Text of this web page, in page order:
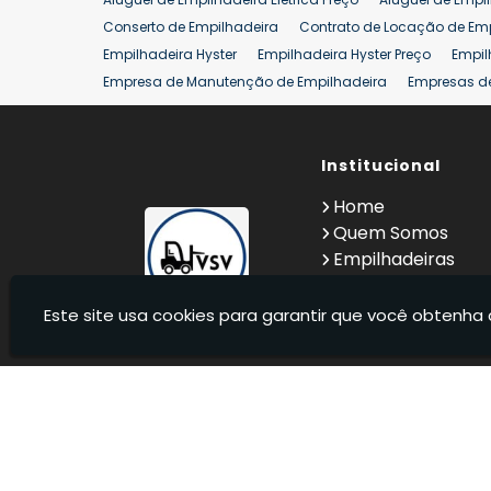
Conserto de Empilhadeira
Contrato de Locação de
Empilhadeira Hyster
Empilhadeira Hyster Preço
Empresa de Manutenção de Empilhadeira
Empresas
Locação Empilhadeira Hyster
Locação Empilhadeira
Comprar Empilhadeira
Locação de Empilhadeira 25 ton
Comprar
Institucional
Home
Quem Somos
Empilhadeiras
Informações
Este site usa cookies para garantir que você obtenha